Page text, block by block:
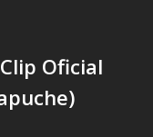
Oficial